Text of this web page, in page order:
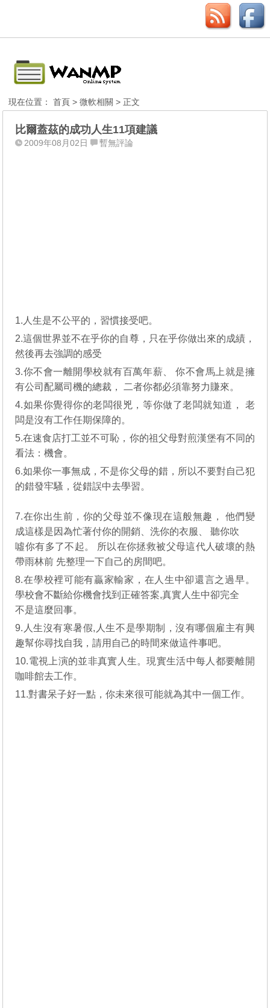
現在位置：首頁 >微軟相關 > 正文
比爾蓋茲的成功人生11項建議
2009年08月02日 暫無評論
1.人生是不公平的，習慣接受吧。
2.這個世界並不在乎你的自尊，只在乎你做出來的成績，
然後再去強調的感受
3.你不會一離開學校就有百萬年薪、 你不會馬上就是擁
有公司配屬司機的總裁， 二者你都必須靠努力賺來。
4.如果你覺得你的老闆很兇，等你做了老闆就知道， 老
闆是沒有工作任期保障的。
5.在速食店打工並不可恥，你的祖父母對煎漢堡有不同的
看法：機會。
6.如果你一事無成，不是你父母的錯，所以不要對自己犯
的錯發牢騷，從錯誤中去學習。
7.在你出生前，你的父母並不像現在這般無趣， 他們變
成這樣是因為忙著付你的開銷、洗你的衣服、 聽你吹
噓你有多了不起。 所以在你拯救被父母這代人破壞的熱
帶雨林前 先整理一下自己的房間吧。
8.在學校裡可能有贏家輸家，在人生中卻還言之過早。
學校會不斷給你機會找到正確答案,真實人生中卻完全
不是這麼回事。
9.人生沒有寒暑假,人生不是學期制，沒有哪個雇主有興
趣幫你尋找自我，請用自己的時間來做這件事吧。
10.電視上演的並非真實人生。現實生活中每人都要離開
咖啡館去工作。
11.對書呆子好一點，你未來很可能就為其中一個工作。